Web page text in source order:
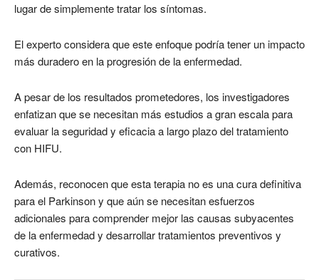
lugar de simplemente tratar los síntomas.
El experto considera que este enfoque podría tener un impacto
más duradero en la progresión de la enfermedad.
A pesar de los resultados prometedores, los investigadores
enfatizan que se necesitan más estudios a gran escala para
evaluar la seguridad y eficacia a largo plazo del tratamiento
con HIFU.
Además, reconocen que esta terapia no es una cura definitiva
para el Parkinson y que aún se necesitan esfuerzos
adicionales para comprender mejor las causas subyacentes
de la enfermedad y desarrollar tratamientos preventivos y
curativos.